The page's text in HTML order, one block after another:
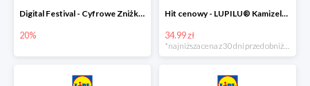
Digital Festival - Cyfrowe Zniżki Ubrania dla dzieci w Lidlu -20%
20%
Hit cenowy - LUPILU® Kamizelka pikowana dziewczęca
34.99 zł